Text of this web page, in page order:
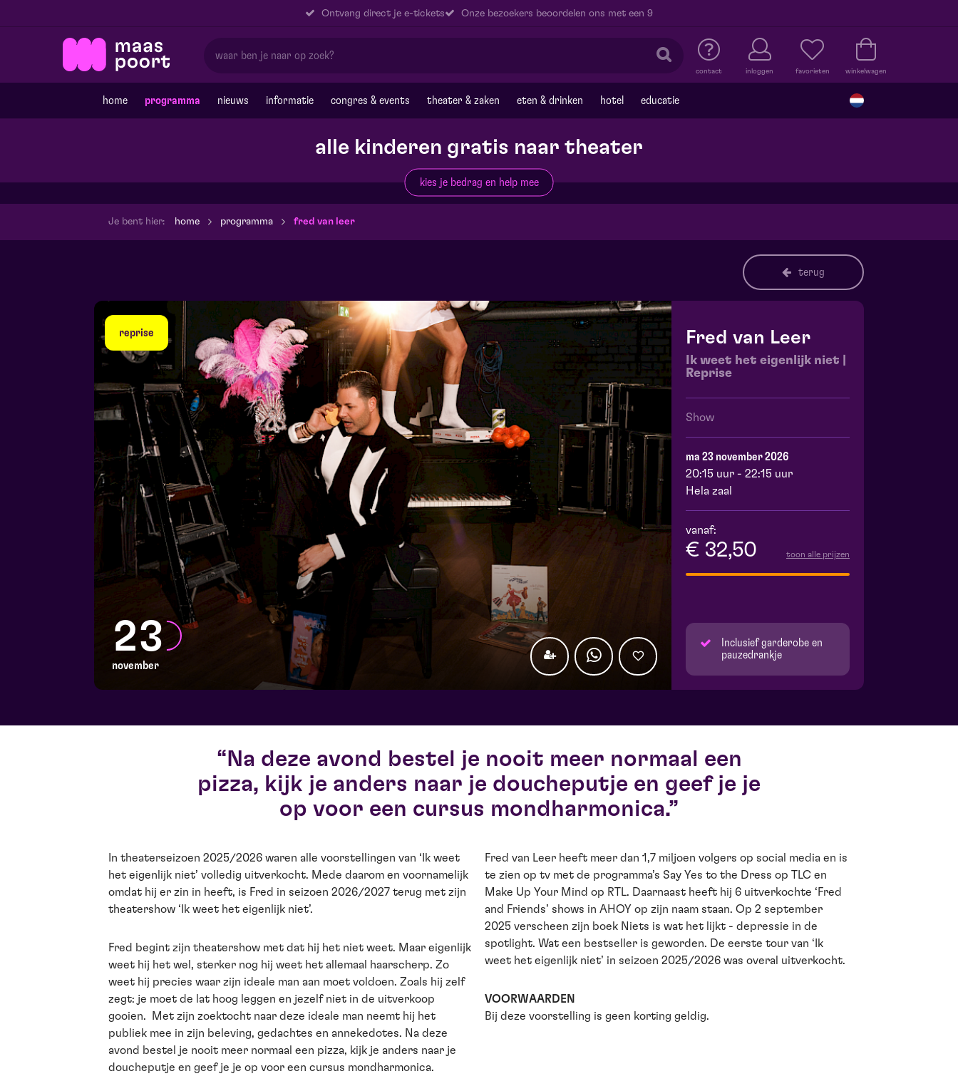
Ontvang direct je e-tickets Onze bezoekers beoordelen ons met een 9
contact inloggen favorieten winkelwagen
home programma nieuws informatie congres & events theater & zaken eten & drinken hotel educatie
alle kinderen gratis naar theater
kies je bedrag en help mee
Je bent hier: home programma fred van leer
terug
23
november
reprise Fred van Leer
Ik weet het eigenlijk niet |
Reprise
Show
ma 23 november 2026
20:15 uur - 22:15 uur
Hela zaal
vanaf:
€ 32,50 toon alle prijzen
Inclusief garderobe en
pauzedrankje
Na deze avond bestel je nooit meer normaal een
pizza, kijk je anders naar je doucheputje en geef je je
op voor een cursus mondharmonica.
In theaterseizoen 2025/2026 waren alle voorstellingen van ‘Ik weet
het eigenlijk niet’ volledig uitverkocht. Mede daarom en voornamelijk
omdat hij er zin in heeft, is Fred in seizoen 2026/2027 terug met zijn
theatershow ‘Ik weet het eigenlijk niet’.
Fred begint zijn theatershow met dat hij het niet weet. Maar eigenlijk
weet hij het wel, sterker nog hij weet het allemaal haarscherp. Zo
weet hij precies waar zijn ideale man aan moet voldoen. Zoals hij zelf
zegt: je moet de lat hoog leggen en jezelf niet in de uitverkoop
gooien. Met zijn zoektocht naar deze ideale man neemt hij het
publiek mee in zijn beleving, gedachtes en annekedotes. Na deze
avond bestel je nooit meer normaal een pizza, kijk je anders naar je
doucheputje en geef je je op voor een cursus mondharmonica.
Fred van Leer heeft meer dan 1,7 miljoen volgers op social media en is
te zien op tv met de programma’s Say Yes to the Dress op TLC en
Make Up Your Mind op RTL. Daarnaast heeft hij 6 uitverkochte ‘Fred
and Friends’ shows in AHOY op zijn naam staan. Op 2 september
2025 verscheen zijn boek Niets is wat het lijkt - depressie in de
spotlight. Wat een bestseller is geworden. De eerste tour van ‘Ik
weet het eigenlijk niet’ in seizoen 2025/2026 was overal uitverkocht.
VOORWAARDEN
Bij deze voorstelling is geen korting geldig.